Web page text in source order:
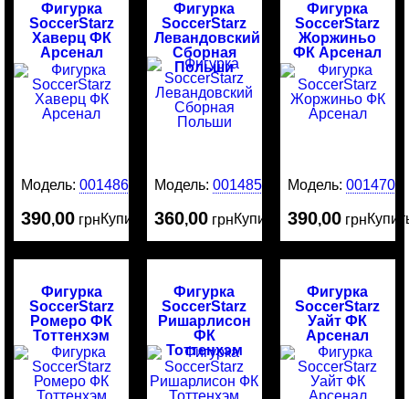
Фигурка
SoccerStarz
Хаверц ФК
Арсенал
Модель:0014865
390,00 грнКупить
Фигурка
SoccerStarz
Левандовский
Сборная
Польши
Модель:0014859
360,00 грнКупить
Фигурка
SoccerStarz
Жоржиньо
ФК Арсенал
Модель: 0014709
390,00 грн
Фигурка
SoccerStarz
Ромеро ФК
Тоттенхэм
Фигурка
SoccerStarz
Ришарлисон
ФК
Тоттенхэм
Фигурка
SoccerStarz
Уайт ФК
Арсенал